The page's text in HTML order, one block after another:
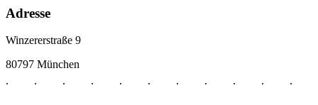
Adresse
Winzererstraße 9
80797 München